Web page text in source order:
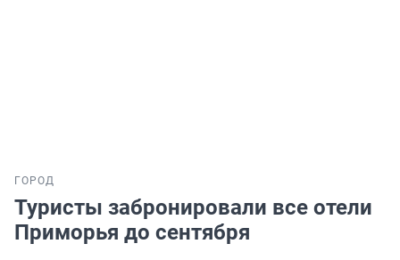
ГОРОД
Туристы забронировали все отели
Приморья до сентября